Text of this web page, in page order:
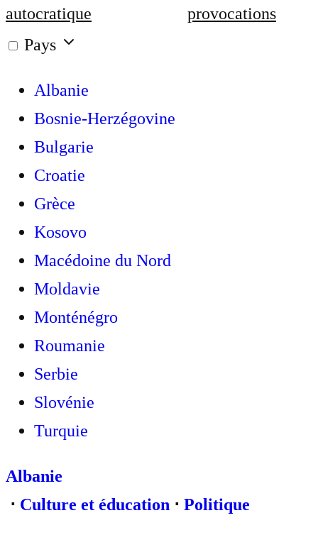
autocratique
provocations
Pays
Albanie
Bosnie-Herzégovine
Bulgarie
Croatie
Grèce
Kosovo
Macédoine du Nord
Moldavie
Monténégro
Roumanie
Serbie
Slovénie
Turquie
Albanie
⋅ Culture et éducation ⋅ Politique